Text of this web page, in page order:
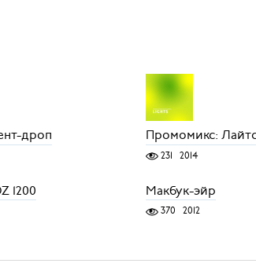
дроп Промомикс:
231 2014
1200 Макбук-эйр
370 2012